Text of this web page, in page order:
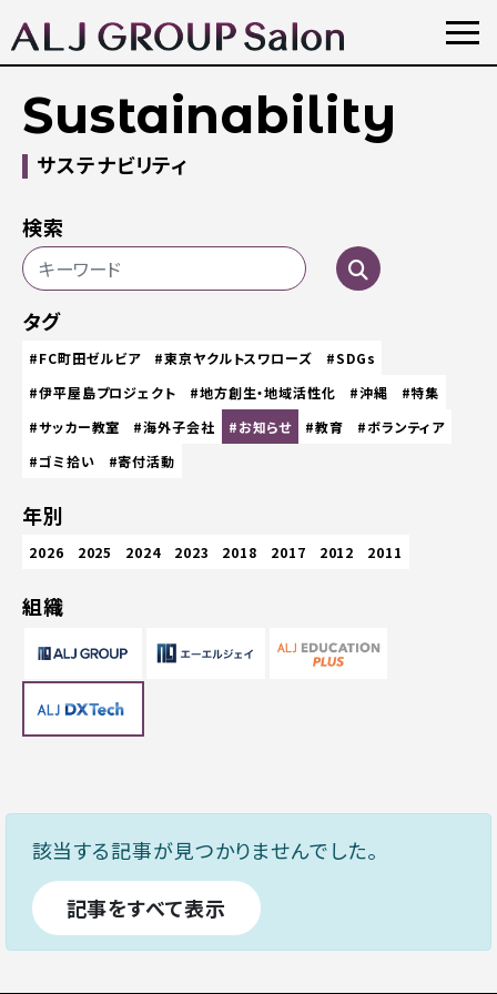
Sustainability
サステナビリティ
検索
タグ
#FC町田ゼルビア #東京ヤクルトスワローズ
#SDGs
#伊平屋島プロジェクト
#地方創生・地域活性化 #沖縄
#特集
#サッカー教室
#海外子会社 #お知らせ #教育
#ボランティア
#ゴミ拾い
#寄付活動
年別
2026 2025 2024 2023 2018 2017 2012 2011
組織
該当する記事が見つかりませんでした。
記事をすべて表示